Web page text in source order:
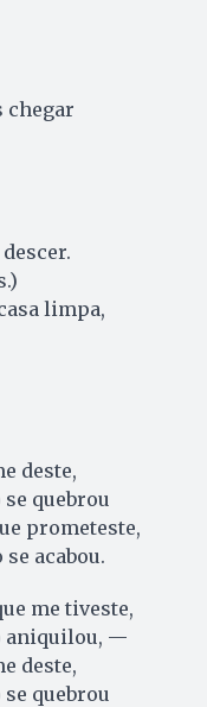
chegar
limpa,
deste,
quebrou
prometeste,
acabou.
me tiveste,
aniquilou, —
deste,
quebrou